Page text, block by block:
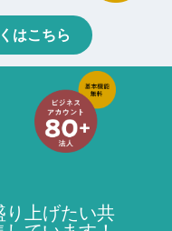
はこちら
り上げたい共